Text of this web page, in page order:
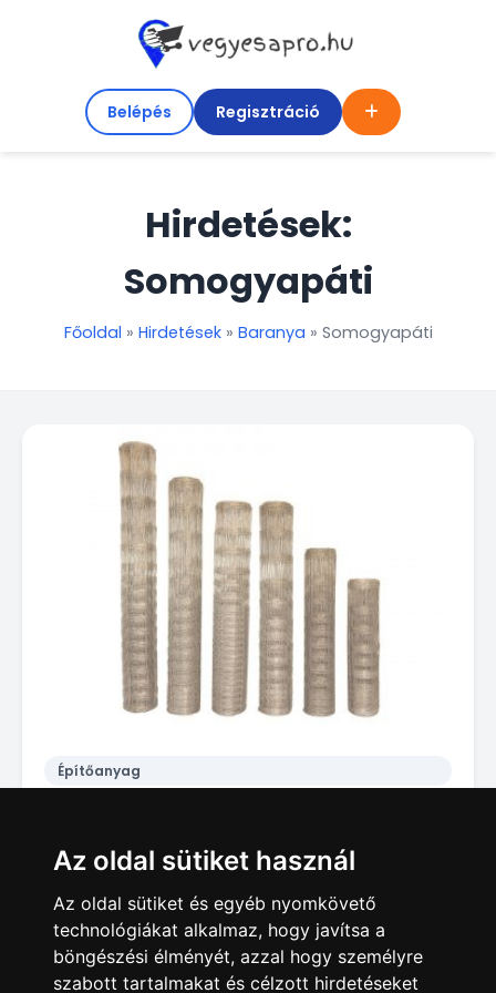
Az oldal sütiket használ
Az oldal sütiket és egyéb nyomkövető
technológiákat alkalmaz, hogy javítsa a
böngészési élményét, azzal hogy személyre
szabott tartalmakat és célzott hirdetéseket
Belépés Regisztráció
Hirdetések:
Somogyapáti
Főoldal » Hirdetések» Baranya » Somogyapáti
Építőanyag
369 Ft
Somogyapáti